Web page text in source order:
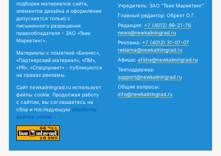
подборки материалов сайта,
элементов дизайна и оформления
допускается только с
письменного разрешения
правообладателя - ЗАО «Твик
Маркетинг».
Материалы с пометкой «Бизнес»,
«Партнерский материал», «ПМ»,
«PR», «Спецпроект» - публикуются
на правах рекламы.
Сайт newkaliningrad.ru использует
файлы cookie. Продолжая работу
с сайтом, вы соглашаетесь на
сбор и последующую обработку
файлов cookie.
Учредитель: ЗАО "Твик Маркетинг"
Главный редактор: Обрехт О.Г.
Редакция: +7 (4012) 99-21-76
news@newkaliningrad.ru
Реклама: +7 (4012) 31-07-07
reklama@newkaliningrad.ru
Афиша: afisha@newkaliningrad.ru
Техподдержка:
support@newkaliningrad.ru
Общие вопросы:
info@newkaliningrad.ru